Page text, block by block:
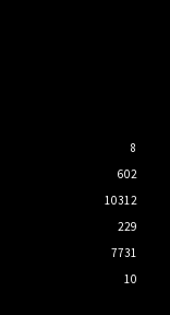
8
602
10312
229
7731
10